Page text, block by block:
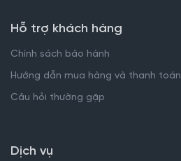
Hỗ trợ khách hàng
Chính sách bảo hành
Hướng dẫn mua hàng và thanh toán
Câu hỏi thường gặp
Dịch vụ